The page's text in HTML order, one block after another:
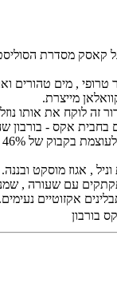
קאסק מסדרת
טרופי , מים טהורים
מייצרת.
זה לוקח את אותו
אקס - בורבון
, אגוז מוסקט ובננה.
עם שעורה ,
אקזוטיים נעימים.
בורבון